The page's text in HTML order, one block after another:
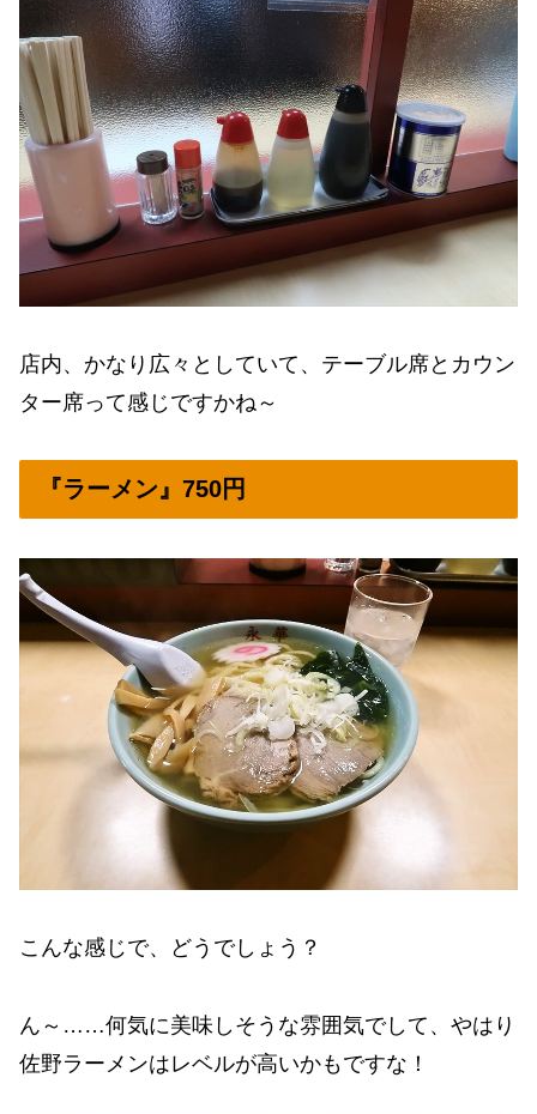
店内、かなり広々としていて、テーブル席とカウン
ター席って感じですかね～
『ラーメン』750円
こんな感じで、どうでしょう？
ん～……何気に美味しそうな雰囲気でして、やはり
佐野ラーメンはレベルが高いかもですな！